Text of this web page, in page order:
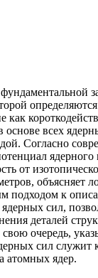
всех
Согласно
от
объясняет
к
сил,
деталей
очередь,
сил
атомных ядер.